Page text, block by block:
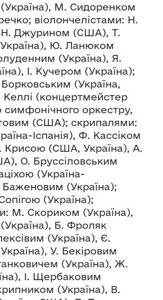
М. Сидоренком
віолончелістами: Н.
Джурином (США), Т.
Ю. Ланюком
(Україна), Я.
І. Кучером (Україна);
(Україна,
Келлі (концертмейстер
симфонічного оркестру,
(США); скрипалями:
Іспанія), Ф. Кассіком
Крисою (США, Україна), А.
О. Бруссіловським
(Україна-
(Україна);
(Україна);
М. Скориком (Україна),
Б. Фроляк
(Україна), Є.
У. Бекіровим
(Україна), Ж.
І. Щербаковим
(Україна), В.